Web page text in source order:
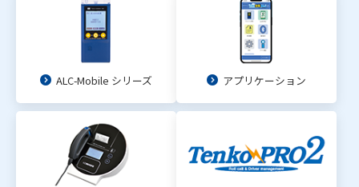
ALC-Mobile シリーズ アプリケーション